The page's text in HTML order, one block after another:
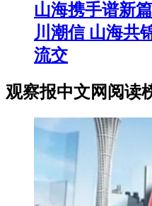
山海携手谱新
川潮信 山海共
流交
观察报中文网阅读